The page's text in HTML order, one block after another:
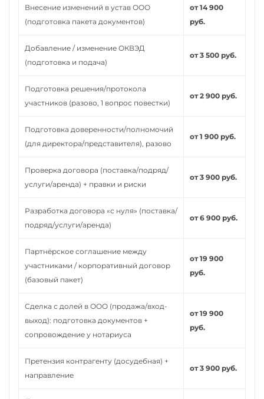
Внесение изменений в устав ООО
(подготовка пакета документов)
от 14 900
руб.
Добавление / изменение ОКВЭД
(подготовка и подача)
от 3 500 руб.
Подготовка решения/протокола
участников (разово, 1 вопрос повестки)
от 2 900 руб.
Подготовка доверенности/полномочий
(для директора/представителя), разово
от 1 900 руб.
Проверка договора (поставка/подряд/
услуги/аренда) + правки и риски
от 3 900 руб.
Разработка договора «с нуля» (поставка/
подряд/услуги/аренда)
от 6 900 руб.
Партнёрское соглашение между
участниками / корпоративный договор
(базовый пакет)
от 19 900
руб.
Сделка с долей в ООО (продажа/вход-
выход): подготовка документов +
сопровождение у нотариуса
от 19 900
руб.
Претензия контрагенту (досудебная) +
направление
от 3 900 руб.